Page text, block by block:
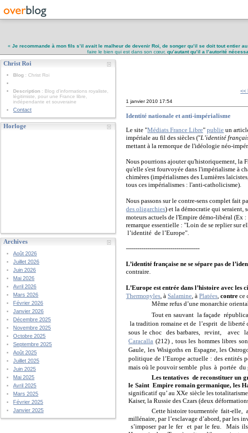
« Je recommande à mon fils s’il avait le malheur de devenir Roi, de songer qu’il se doit tout entier
faire le bien qui est dans son cœur, qu’autant qu’il a l’autorité
Christ Roi
Blog : Christ Roi
Description : Blog d'informations royaliste,
légitimiste, pour une France libre,
indépendante et souveraine
Contact
Horloge
Archives
Août 2026
Juillet 2026
Juin 2026
Mai 2026
Avril 2026
Mars 2026
Février 2026
Janvier 2026
Décembre 2025
Novembre 2025
Octobre 2025
Septembre 2025
Août 2025
Juillet 2025
Juin 2025
Mai 2025
Avril 2025
Mars 2025
Février 2025
Janvier 2025
<<
1 janvier 2010 17:54
Identité nationale et anti-impérialisme
Le site "Médiats France Libre"publie un
impériale au fil des siècles ("L’identité
mettant à la remorque de l'idéologie néo-
Nous pourrions ajouter qu'historiquement, la
qu'elle s'est fourvoyée dans l'impérialisme à
chimères (impérialismes des Lumières
tous ces impérialismes : l'anti-catholicisme).
Nous passons sur le contre-sens complet fait
des oligarchies) et la démocratie qui seraient,
moteurs actuels de l'Empire démo-libéral (Ex
remarque essentielle : "Loin de se replier sur
l’identité de l’Europe".
--------------------------------------
L’identité française ne se sépare pas de
contraire.
L’Europe est entrée dans l’histoire avec les
Thermopyles , à Salamine , à Platées ,contre ce
Même refus d’une monarchie
Tout en sauvant la façade
la tradition romaine et de l’esprit de liberté
sous le choc des barbares, revint, avec
Caracalla (212) , tous les hommes libres
Gaule, les Wisigoths en Espagne, les
politique de l’Europe actuelle : des entités
mais où le pouvoir semble plus à portée du
Les tentatives de reconstituer un
le Saint Empire romain germanique, les
significatif qu’ au XXe siècle les
Kaiser, la Russie des Czars (deux
Cette histoire tourmentée fait-elle,
millénaire, par l’esclavage d’abord, par les
s’imposer par le fer et par le feu. Mais